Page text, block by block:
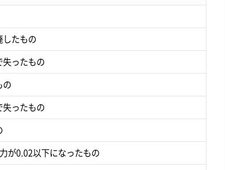
たもの
ったもの
の
ったもの
が0.02以下になったもの